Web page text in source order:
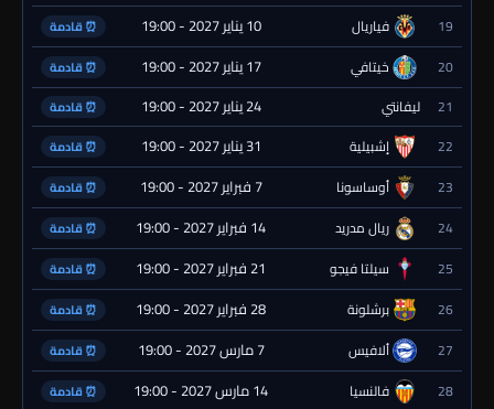
19 فياريال 10 يناير 2027 - 19:00 ⏰ قادمة
20 خيتافي 17 يناير 2027 - 19:00 ⏰ قادمة
21 ليفانتي 24 يناير 2027 - 19:00 ⏰ قادمة
22 إشبيلية 31 يناير 2027 - 19:00 ⏰ قادمة
23 أوساسونا 7 فبراير 2027 - 19:00 ⏰ قادمة
24 ريال مدريد 14 فبراير 2027 - 19:00 ⏰ قادمة
25 سيلتا فيجو 21 فبراير 2027 - 19:00 ⏰ قادمة
26 برشلونة 28 فبراير 2027 - 19:00 ⏰ قادمة
27 ألافيس 7 مارس 2027 - 19:00 ⏰ قادمة
28 فالنسيا 14 مارس 2027 - 19:00 ⏰ قادمة